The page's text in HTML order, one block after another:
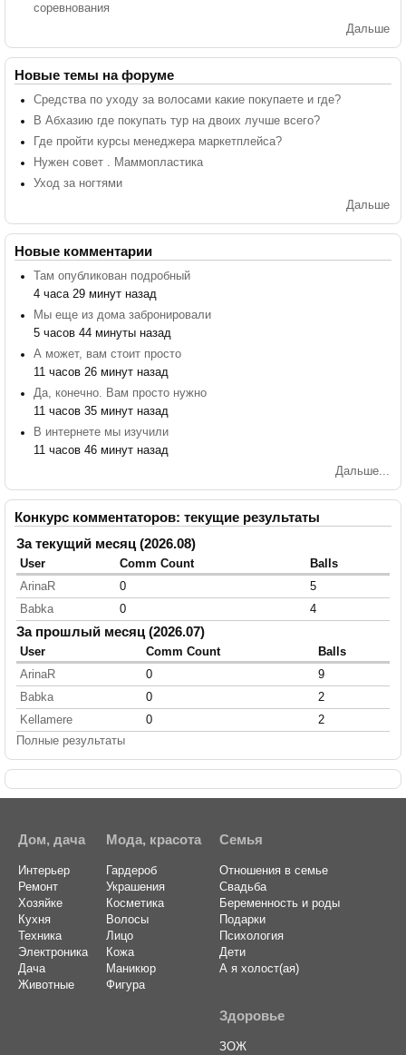
соревнования
Дальше
Новые темы на форуме
Средства по уходу за волосами какие покупаете и где?
В Абхазию где покупать тур на двоих лучше всего?
Где пройти курсы менеджера маркетплейса?
Нужен совет . Маммопластика
Уход за ногтями
Дальше
Новые комментарии
Там опубликован подробный
4 часа 29 минут назад
Мы еще из дома забронировали
5 часов 44 минуты назад
А может, вам стоит просто
11 часов 26 минут назад
Да, конечно. Вам просто нужно
11 часов 35 минут назад
В интернете мы изучили
11 часов 46 минут назад
Дальше...
Конкурс комментаторов: текущие результаты
За текущий месяц (2026.08)
User Comm Count
Balls
ArinaR
0
5
Babka
0 4
За прошлый месяц (2026.07)
User Comm Count
Balls
ArinaR
0
9
Babka
0
2
Kellamere
0
2
Полные результаты
Дом, дача
Интерьер
Ремонт
Хозяйке
Кухня
Техника
Электроника
Дача
Животные
Мода, красота
Гардероб
Украшения
Косметика
Волосы
Лицо
Кожа
Маникюр
Фигура
Семья
Отношения в семье
Свадьба
Беременность и роды
Подарки
Психология
Дети
А я холост(ая)
Здоровье
ЗОЖ